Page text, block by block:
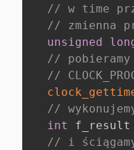
// w time
// zmienna
unsigned
// pobieramy
//
//
int
f_result
// i